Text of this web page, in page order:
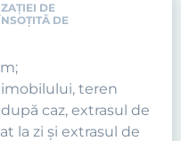
DE
DE
teren
caz, extrasul de
la zi şi extrasul de